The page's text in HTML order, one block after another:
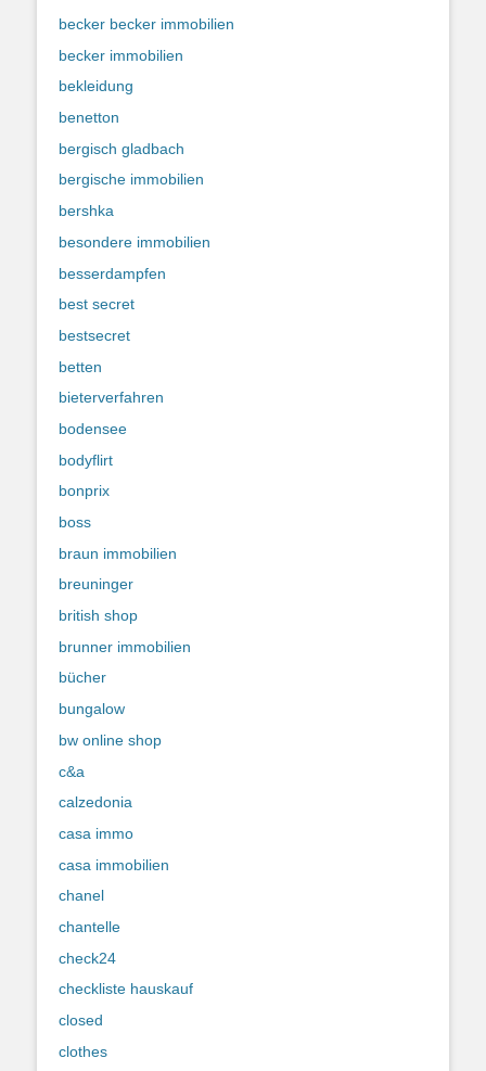
becker becker immobilien
becker immobilien
bekleidung
benetton
bergisch gladbach
bergische immobilien
bershka
besondere immobilien
besserdampfen
best secret
bestsecret
betten
bieterverfahren
bodensee
bodyflirt
bonprix
boss
braun immobilien
breuninger
british shop
brunner immobilien
bücher
bungalow
bw online shop
c&a
calzedonia
casa immo
casa immobilien
chanel
chantelle
check24
checkliste hauskauf
closed
clothes